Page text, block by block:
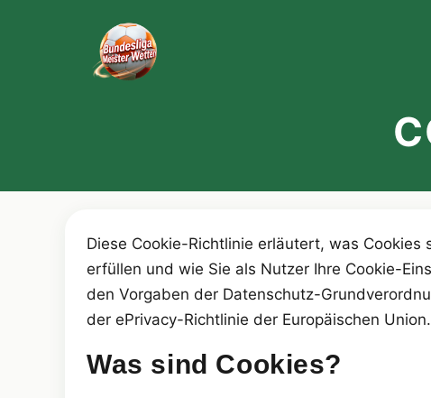
Diese Cookie-Richtlinie erläutert, was
erfüllen und wie Sie als Nutzer Ihre Cookie-
den Vorgaben der Datenschutz-
der ePrivacy-Richtlinie der Europäischen Union.
Was sind Cookies?